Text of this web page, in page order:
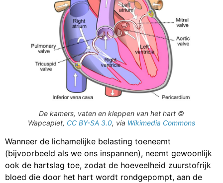
De kamers, vaten en kleppen van het hart ©
Wapcaplet, CC BY-SA 3.0, via Wikimedia Commons
Wanneer de lichamelijke belasting toeneemt
(bijvoorbeeld als we ons inspannen), neemt gewoonlijk
ook de hartslag toe, zodat de hoeveelheid zuurstofrijk
bloed die door het hart wordt rondgepompt, aan de